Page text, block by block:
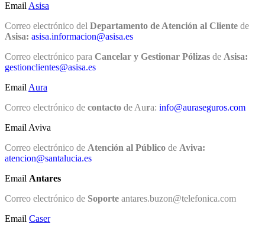
Email Asisa
Correo electrónico del Departamento de Atención al Cliente de
Asisa: asisa.informacion@asisa.es
Correo electrónico para Cancelar y Gestionar Pólizas de Asisa:
gestionclientes@asisa.es
Email Aura
Correo electrónico de contacto de Aura: info@auraseguros.com
Email Aviva
Correo electrónico de Atención al Público de Aviva:
atencion@santalucia.es
Email Antares
Correo electrónico de Soporte antares.buzon@telefonica.com
Email Caser